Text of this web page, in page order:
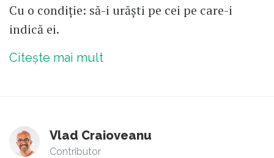
Cu o condiție: să-i urăști pe cei pe care-i
indică ei.
Citește mai mult
Vlad Craioveanu
Contributor